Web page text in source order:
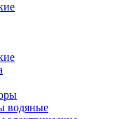
водяные